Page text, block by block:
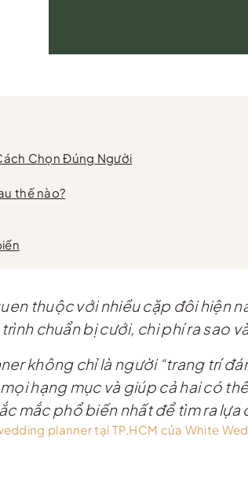
Chọn Đúng Người
thế nào?
thuộc với nhiều cặp đôi hiện
chuẩn bị cưới, chi phí ra sao
không chỉ là người “trang trí
hạng mục và giúp cả hai có
mắc phổ biến nhất để tìm ra lựa
planner tại TP.HCM của White